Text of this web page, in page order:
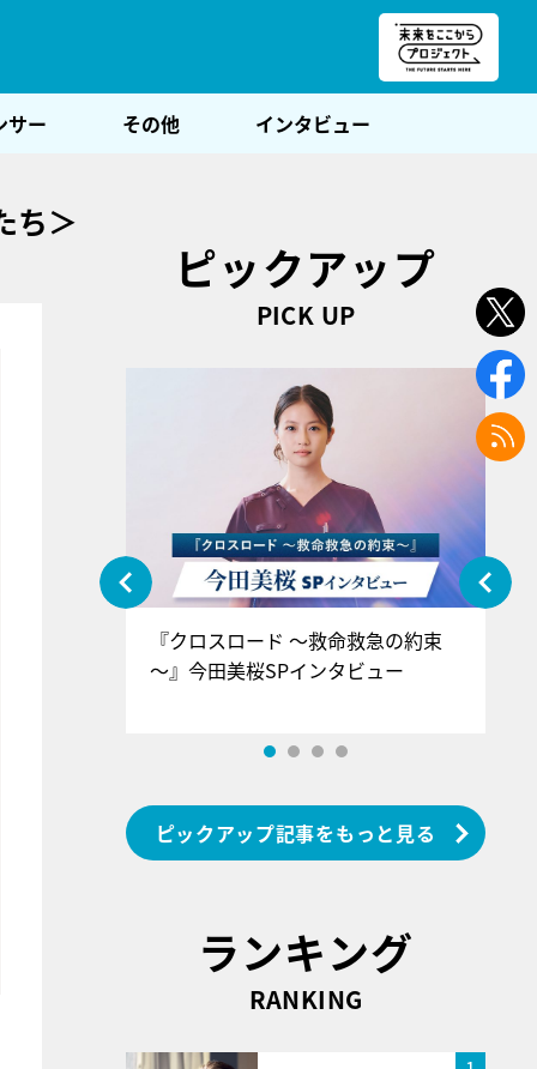
サー その他 インタビュー
ち＞
ピックアップ
PICK UP
『クロスロード ～救命救急の約束
～』今田美桜SPインタビュー
ピックアップ記事をもっと見る
ランキング
RANKING